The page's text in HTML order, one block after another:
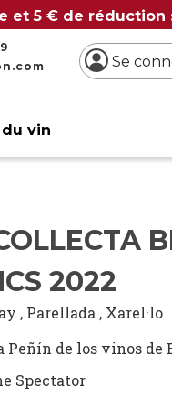
et 5 € de
Se
vin
2022
, Parellada , Xarel·lo
Peñín de los vinos de
Spectator